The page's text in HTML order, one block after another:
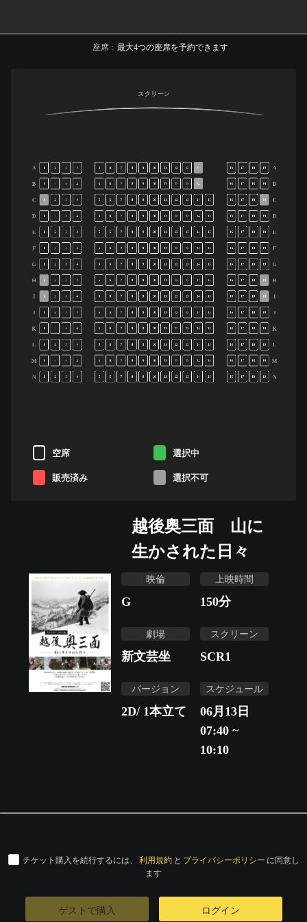
座席 : 最大4つの座席を予約できます
スクリーン
A
B
C
D
E
F
G
H
I
J
K
L
M
N
A
B
C
D
E
F
G
H
I
J
K
L
M
N
1 2 3 4 5 6 7 8 9 10 11 12 13 14 16 17 18 19
1 2 3 4 5 6 7 8 9 10 11 12 13 14 16 17 18 19
1 2 3 4 5 6 7 8 9 10 11 12 13 14 15 16 17 18 19
1 2 3 4 5 6 7 8 9 10 11 12 13 14 15 16 17 18 19
2 3 4 5 6 7 8 9 10 12 13 14 15 16 17 18 19
1 2 3 4 5 6 7 8 9 10 11 12 13 14 15 16 17 18 19
2 3 4 5 6 7 8 9 10 12 13 14 15 16 17 18 19
1 2 3 4 5 6 7 8 9 10 11 12 13 14 15 16 17 18 19
2 3 5 6 7 9 10 11 12 13 14 15 16 17 18
1 2 3 4 5 6 7 8 9 10 11 12 13 14 15 16 17 18 19
1 2 3 4 5 6 7 8 9 10 11 12 13 14 15 16 17 18 19
1 2 3 4 5 6 7 8 9 10 11 12 13 14 15 16 17 18 19
1 2 3 4 5 6 7 8 9 10 11 12 13 14 15 16 17 18 19
1 2 3 4 5 6 7 8 9 10 12 13 14 15 16 17 18 19
空席 選択中
販売済み 選択不可
越後奥三面 山に
生かされた日々
映倫
G
上映時間
150分
劇場
新文芸坐
スクリーン
SCR1
バージョン
2D/ 1本立て
スケジュール
06月13日
07:40 ~
10:10
チケット購入を続行するには、 利用規約 と プライバシーポリシー に同意し
ます
ゲストで購入 ログイン